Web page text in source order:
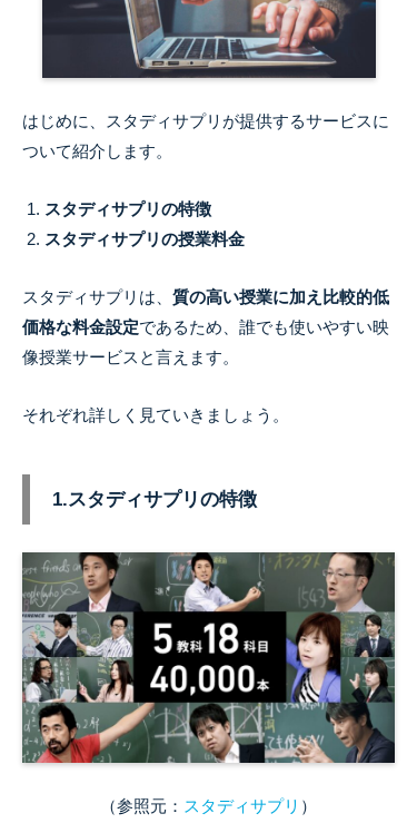
はじめに、スタディサプリが提供するサービスに
ついて紹介します。
スタディサプリの特徴
スタディサプリの授業料金
スタディサプリは、 質の高い授業に加え比較的低
価格な料金設定であるため、誰でも使いやすい映
像授業サービスと言えます。
それぞれ詳しく見ていきましょう。
1.スタディサプリの特徴
（参照元： スタディサプリ ）